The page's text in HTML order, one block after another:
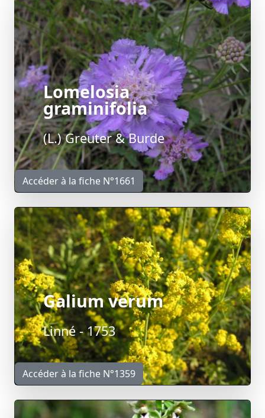
Lomelosia
graminifolia
(L.) Greuter & Burde
Accéder à la fiche N°1661
Galium verum
Linné - 1753
Accéder à la fiche N°1359